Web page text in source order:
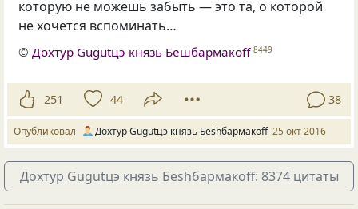
которую не можешь забыть — это та, о которой
не хочется вспоминать…
© Дохтур Gugutцэ князь Бешбармакоff 8449
251 44 38
Опубликовал Дохтур Gugutцэ князь Беshбармакоff 25 окт 2016
Дохтур Gugutцэ князь Беshбармакоff: 8374 цитаты